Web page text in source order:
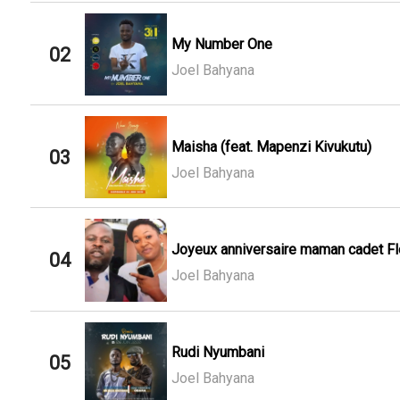
02
My Number One
Joel Bahyana
03
Maisha (feat. Mapenzi Kivukutu)
Joel Bahyana
04
Joyeux anniversaire maman cadet
Joel Bahyana
05
Rudi Nyumbani
Joel Bahyana